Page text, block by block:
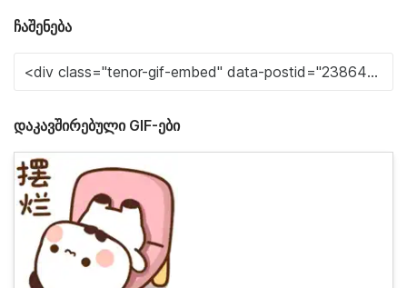
ჩაშენება
დაკავშირებული GIF-ები